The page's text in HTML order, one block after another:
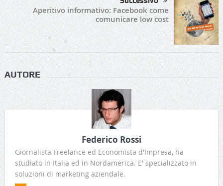
Aperitivo informativo: Facebook come
comunicare low cost
AUTORE
Federico Rossi
Giornalista Freelance ed Economista d'Impresa, ha
studiato in Italia ed in Nordamerica. E' specializzato in
soluzioni di marketing aziendale.